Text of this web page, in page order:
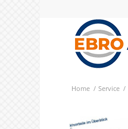
Home / Service /